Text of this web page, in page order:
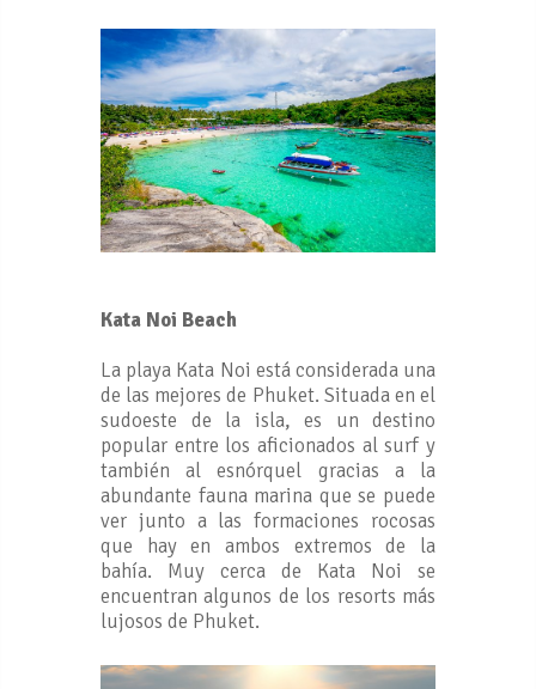
Kata Noi Beach
La playa Kata Noi está considerada una
de las mejores de Phuket. Situada en el
sudoeste de la isla, es un destino
popular entre los aficionados al surf y
también al esnórquel gracias a la
abundante fauna marina que se puede
ver junto a las formaciones rocosas
que hay en ambos extremos de la
bahía. Muy cerca de Kata Noi se
encuentran algunos de los resorts más
lujosos de Phuket.